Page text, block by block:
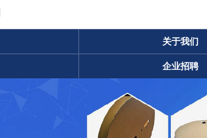
关于我们
企业招聘